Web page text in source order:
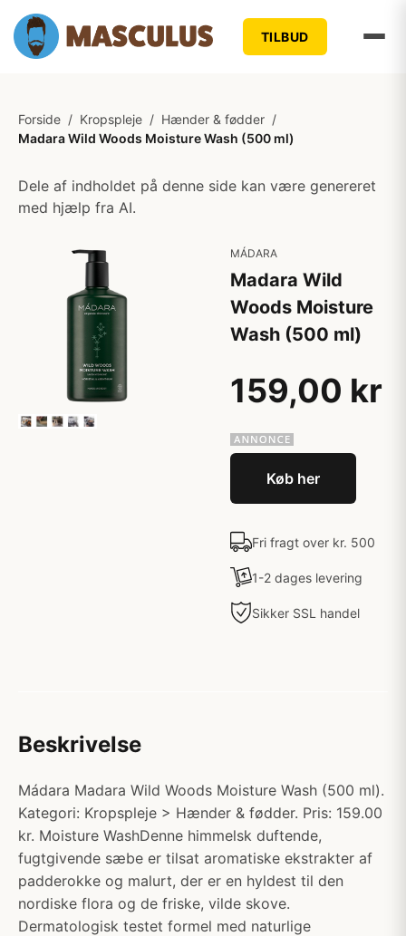
TILBUD
Forside / Kropspleje / Hænder & fødder /
Madara Wild Woods Moisture Wash (500 ml)
Dele af indholdet på denne side kan være genereret
med hjælp fra AI.
MÁDARA
Madara Wild
Woods Moisture
Wash (500 ml)
159,00 kr
Køb her
Fri fragt over kr. 500
1-2 dages levering
Sikker SSL handel
Beskrivelse
Mádara Madara Wild Woods Moisture Wash (500 ml).
Kategori: Kropspleje > Hænder & fødder. Pris: 159.00
kr. Moisture WashDenne himmelsk duftende,
fugtgivende sæbe er tilsat aromatiske ekstrakter af
padderokke og malurt, der er en hyldest til den
nordiske flora og de friske, vilde skove.
Dermatologisk testet formel med naturlige